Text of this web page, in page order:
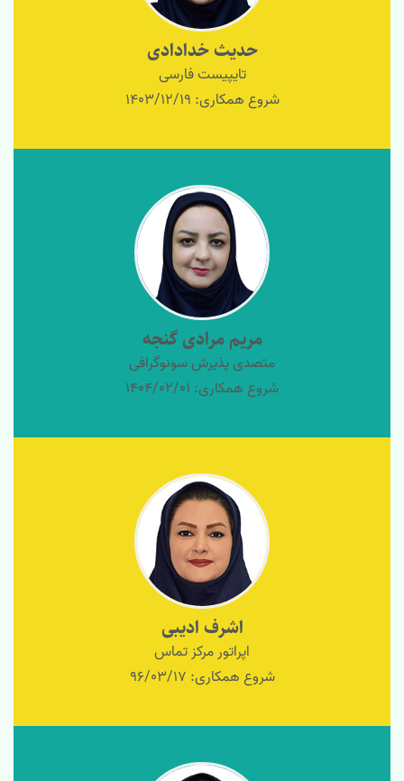
حدیث خدادادی
تایپیست فارسی
شروع همکاری: 1403/12/19
مریم مرادی گنجه
متصدی پذیرش سونوگرافی
شروع همکاری: 1404/02/01
اشرف ادیبی
اپراتور مرکز تماس
شروع همکاری: 96/03/17